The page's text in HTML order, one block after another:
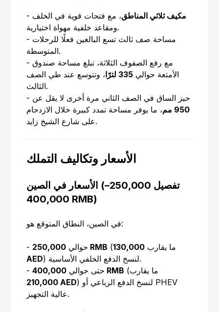
- مكيف ثلاثي المناطق، مع فتحات قوية في الخلف
ومقاعد خلفية مهواة اختيارية.
- مساحة صف ثالث تسع البالغين فعلًا للرحلات
المتوسطة.
- مع رفع الصفوف الثلاثة، تبلغ مساحة صندوق
الأمتعة حوالي 335 لترًا
، وتتوسع عند طي الصف
الثالث.
- حيز الساق في الصف الثاني مرة أخرى لا يقل عن
950 مم
، ما يوفر مساحة تمدد كبيرة خلال الازدحام
على شارع الشيخ زايد.
الأسعار وتكاليف التملك
الأسعار في الصين (تفصيل 250,000–
400,000 RMB)
في الصين، النطاق المتوقع هو:
- حوالي 250,000 RMB (ما يقارب 130,000
AED
) لنسخ الدفع الخلفي الأساسية.
- حتى حوالي 400,000 RMB
(ما يقارب
210,000 AED) لنسخ الدفع الرباعي أو PHEV
عالية التجهيز.